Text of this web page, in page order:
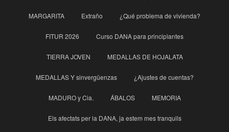
MARGARITA Extraño ¿Qué problema de vivienda?
FITUR 2026 Curso DANA para principìantes
TIERRA JOVEN MEDALLAS DE HOJALATA
MEDALLAS Y sinvergüenzas ¿Ajustes de cuentas?
MADURO y Cia. ÁBALOS MEMORIA
Els afectats per la DANA, ja estem mes tranquils